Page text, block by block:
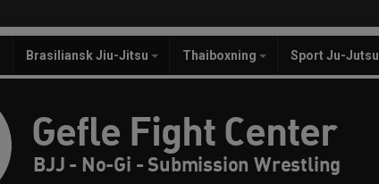
Brasiliansk Jiu-Jitsu Thaiboxning Sport Ju-Jutsu
Gefle Fight Center
BJJ - No-Gi - Submission Wrestling